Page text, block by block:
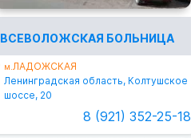
ВСЕВОЛОЖСКАЯ БОЛЬНИЦА
м.ЛАДОЖСКАЯ
Ленинградская область, Колтушское
шоссе, 20
8 (921) 352-25-18